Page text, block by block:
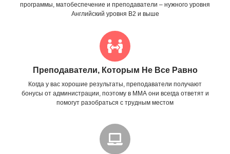
программы, матобеспечение и преподаватели – нужного уровня
Английский уровня B2 и выше
Преподаватели, Которым Не Все Равно
Когда у вас хорошие результаты, преподаватели получают
бонусы от администрации, поэтому в ММА они всегда ответят и
помогут разобраться с трудным местом